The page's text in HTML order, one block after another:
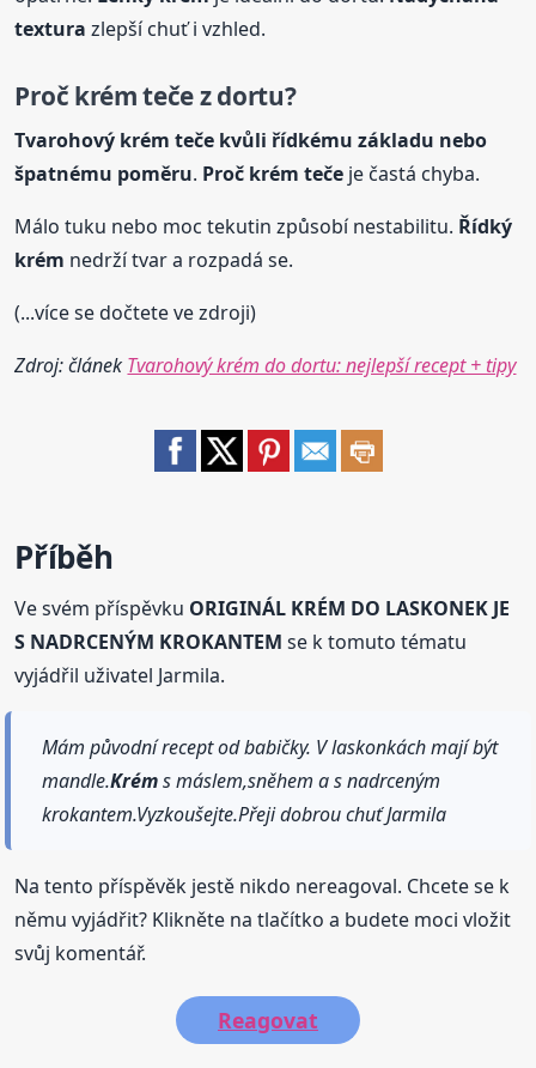
textura zlepší chuť i vzhled.
Pročkrémteče z dortu?
Tvarohový krém teče kvůli řídkému základu nebo
špatnému poměru. Proč krém teče je častá chyba.
Málo tuku nebo moc tekutin způsobí nestabilitu. Řídký
krém nedrží tvar a rozpadá se.
(...více se dočtete ve zdroji)
Zdroj: článek Tvarohový krém do dortu: nejlepší recept + tipy
Příběh
Ve svém příspěvku ORIGINÁL KRÉM DO LASKONEK JE
S NADRCENÝM KROKANTEM se k tomuto tématu
vyjádřil uživatel Jarmila.
Mám původní recept od babičky. V laskonkách mají být
mandle.Kréms máslem,sněhem a s nadrceným
krokantem.Vyzkoušejte.Přeji dobrou chuť Jarmila
Na tento příspěvěk jestě nikdo nereagoval. Chcete se k
němu vyjádřit? Klikněte na tlačítko a budete moci vložit
svůj komentář.
Reagovat